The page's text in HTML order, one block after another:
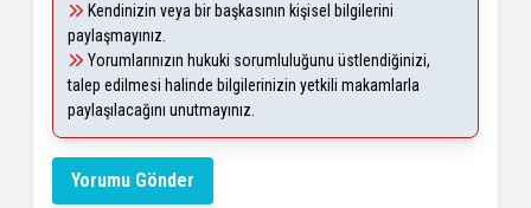
Kendinizin veya bir başkasının kişisel bilgilerini
paylaşmayınız.
Yorumlarınızın hukuki sorumluluğunu üstlendiğinizi,
talep edilmesi halinde bilgilerinizin yetkili makamlarla
paylaşılacağını unutmayınız.
Yorumu Gönder